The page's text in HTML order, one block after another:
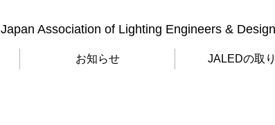
Japan Association of Lighting Engineers &
お知らせ JALEDの取